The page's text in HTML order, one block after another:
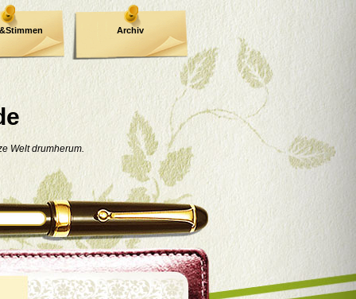
Welt drumherum.
Archiv